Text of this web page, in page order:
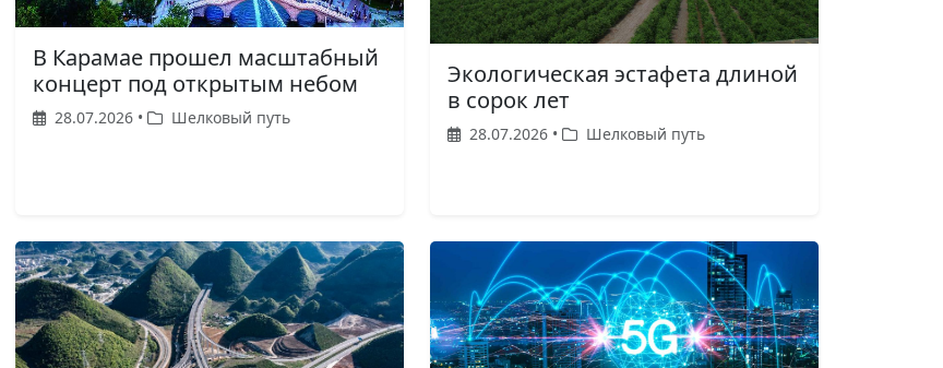
В Карамае прошел масштабный
концерт под открытым небом
28.07.2026 • Шелковый путь
Экологическая эстафета длиной
в сорок лет
28.07.2026 • Шелковый путь